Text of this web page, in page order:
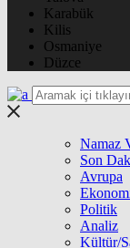
Karabük
Kilis
Osmaniye
Düzce
Namaz
Son
Avrupa
Politik
Analiz
Kültür/